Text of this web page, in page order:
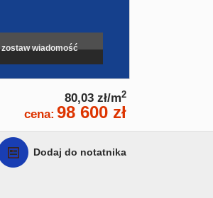
zostaw wiadomość
80,03 zł/m2
cena: 98 600 zł
Dodaj do notatnika